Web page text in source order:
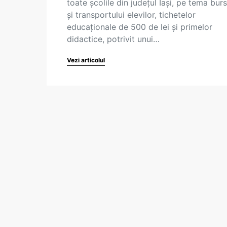
toate școlile din județul Iași, pe tema
și transportului elevilor, tichetelor
educaționale de 500 de lei și primelor
didactice, potrivit unui…
Vezi articolul